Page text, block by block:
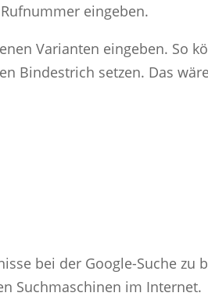
eingeben.
Varianten eingeben. So
Bindestrich setzen. Das
bei der Google-Suche zu
Suchmaschinen im Internet.